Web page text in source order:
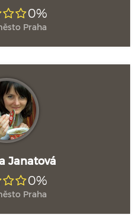
0%
Praha
Janatová
0%
Praha